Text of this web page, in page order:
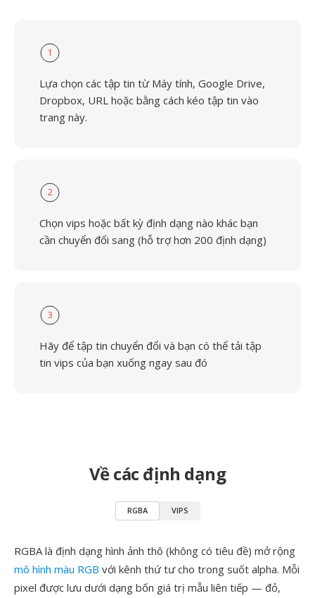
1
Lựa chọn các tập tin từ Máy tính, Google Drive,
Dropbox, URL hoặc bằng cách kéo tập tin vào
trang này.
2
Chọn vips hoặc bất kỳ định dạng nào khác bạn
cần chuyển đổi sang (hỗ trợ hơn 200 định dạng)
3
Hãy để tập tin chuyển đổi và bạn có thể tải tập
tin vips của bạn xuống ngay sau đó
Về các định dạng
RGBA VIPS
RGBA là định dạng hình ảnh thô (không có tiêu đề) mở rộng
mô hình màu RGB với kênh thứ tư cho trong suốt alpha. Mỗi
pixel được lưu dưới dạng bốn giá trị mẫu liên tiếp — đỏ,